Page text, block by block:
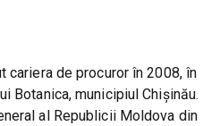
cariera de procuror în 2008, în
Botanica, municipiul Chișinău.
al Republicii Moldova din